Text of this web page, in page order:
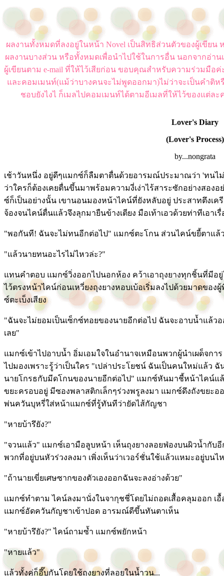
ผลงานทั้งหมดที่ลงอยู่ในหน้า Novel เป็นสิทธิส่วนตัวของผู้เขีย
ผลงานบางส่วน หรือทั้งหมดเพื่อนำไปใช้ในการอื่น นอกจากอ่า
ผู้เขียนตาม e-mail ที่ให้ไว้เสียก่อน ขอบคุณสำหรับความร่วมมือ
และคอมเมนท์(แม้ว่าบางคนจะไม่พูดออกมา)ไม่ว่าจะเป็นคำติ
ชอบยังไงไ ก็เมลไปคอมเมนท์ได้ตามอีเมลที่ให้ไว้ของแต่
Lover's Diary
(Lover's Process)
by...nongrata
เช้าวันหนึ่ง อยู่ดีๆแมกซ์ก็ลืมตาตื่นด้วยอารมณ์ประมาณว่า 'ทนไม่
ว่าใครก็ต้องเคยตื่นขึ้นมาพร้อมความงี่เง่าไร้สาระซักอย่างสอง
ซ์ก็เป็นอย่างนั้น เขานอนมองหน้าไคน์ที่ยังหลับอยู่ ประสาทตึงเ
จ้องจนไคน์ตื่นแล้วจึงลุกมายืนข้างเตียง มือเท้าเอวด้วยท่าทีเอาเ
"พอกันที! ฉันจะไม่ทนอีกต่อไป" แมกซ์ตะโกน ส่วนไคน์ขยี้ตาแล้
"แล้วนายทนอะไรไม่ไหวล่ะ?"
แทนคำตอบ แมกซ์วิ่งออกไปนอกห้อง คว้าเอาถุงยางทุกชิ้นที่มีอยู่
ไว้ตรงหน้าไคน์ก่อนเหวี่ยงถุงยางหอบเบ้อเริ่มลงไปด้วยมาดขอ
ซ์ตะเบ็งเสียง
"ฉันจะไม่ยอมเป็นเซ็กซ์ทอยของนายอีกต่อไป ฉันจะอาบน้ำแล้ว
เลย"
แมกซ์เข้าไปอาบน้ำ อิ่มเอมใจในอำนาจเหมือนพวกผู้นำเผด็จก
ไปมองเพราะรู้ว่าเป็นใคร "เปล่าประโยชน์ ฉันเป็นคนใหม่แล้ว
นายโกรธกับมีดโกนของนายอีกต่อไป" แมกซ์หันมาชี้หน้าไคน์แ
ขยะครอบอยู่ มีซองพลาสติกเล็กๆร่วงพรูลงมา แมกซ์ดึงถังขยะ
พ่นควันบุหรี่ใส่หน้าแมกซ์ที่รู้ทันทีว่ายัดไส้กัญชา
"หายบ้ารึยัง?"
"จวนแล้ว" แมกซ์เอามือลูบหน้า เห็นถุงยางลอยฟ่องบนผิวน้ำกั
พวกที่อยู่บนหัวร่วงลงมา เพิ่งเห็นว่าเวอร์ชั่นใช้แล้วแหมะอยู่บน
"ถ้านายเขี่ยเศษซากของตัวเองออกฉันจะลงอ่างด้วย"
แมกซ์ทำตาม ไคน์ลงมานั่งในจากุชชี่โดยไม่ถอดเสื้อคลุมออก เ
แมกซ์อัดควันกัญชาเข้าปอด อารมณ์ดีขึ้นทันตาเห็น
"หายบ้ารึยัง?" ไคน์ถามซ้ำ แมกซ์พยักหน้า
"หายแล้ว"
แล้วทั้งคู่ก็อึ๊บกันโดยใช้ถุงยางที่ลอยในน้ำวน...